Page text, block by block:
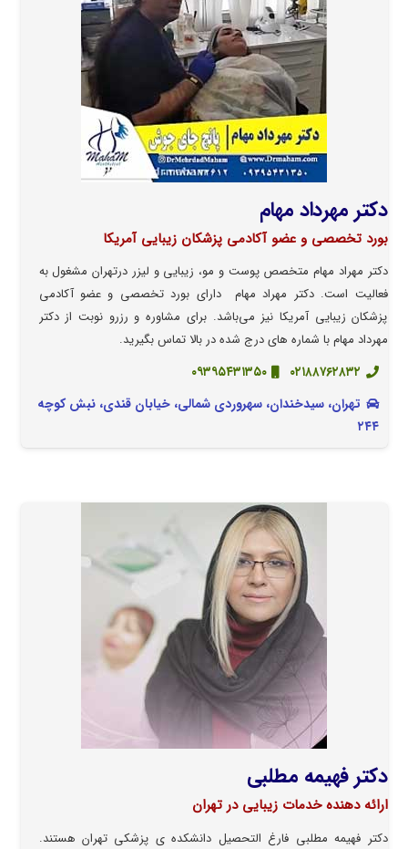
دکتر مهرداد مهام
بورد تخصصی و عضو آکادمی پزشکان زیبایی آمریکا
دکتر مهراد مهام متخصص پوست و مو، زیبایی و لیزر درتهران مشغول به
فعالیت است. دکتر مهراد مهام دارای بورد تخصصی و عضو آکادمی
پزشکان زیبایی آمریکا نیز می‌باشد. برای مشاوره و رزرو نوبت از دکتر
مهرداد مهام با شماره های درج شده در بالا تماس بگیرید.
۰۲۱۸۸۷۶۲۸۳۲
۰۹۳۹۵۴۳۱۳۵۰
تهران، سیدخندان، سهروردی شمالی، خیابان قندی، نبش کوچه
۲۴۴
دکتر فهیمه مطلبی
ارائه دهنده خدمات زیبایی در تهران
دکتر فهیمه مطلبی فارغ التحصیل دانشکده ی پزشکی تهران هستند.